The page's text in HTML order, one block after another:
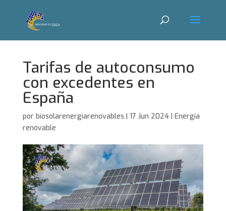
Tarifas de autoconsumo
con excedentes en
España
por biosolarenergiarenovables | 17 Jun 2024| Energía
renovable